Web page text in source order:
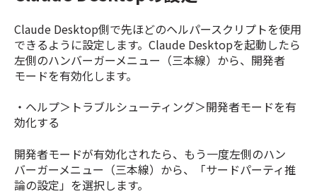
Claude Desktop側で先ほどのヘルパースクリプトを使用
できるように設定します。Claude Desktopを起動したら
左側のハンバーガーメニュー（三本線）から、開発者
モードを有効化します。
・ヘルプ＞トラブルシューティング＞開発者モードを有
効化する
開発者モードが有効化されたら、もう一度左側のハン
バーガーメニュー（三本線）から、「サードパーティ推
論の設定」を選択します。